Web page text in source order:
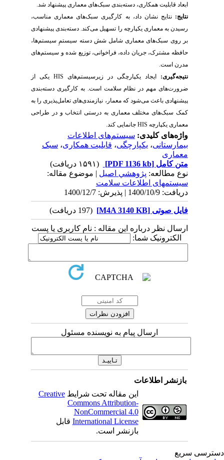
ابعاد قابلیت همکاری، دسته‌بندی سبک‌های معماری پیشنهاد شد.
نتایج:نتایج نشان داد، به کارگیری سبک‌های معماری مناسب،
رسیدن به معماری یکپارچه را تسهیل می‌کند. دسته‌بندی پیشنهادی
بر روی سبک‌های معماری شامل شش دسته سیستمِ سیستم‌ها،
حافظه مشترک، جریان داده، فراخوانی، توزیع شده و سیستم‌‌های
مدرن است.
نتیجه‌گیری:ایجاد یکپارچگی در زیرسیستم‌هایHIS یکی از
ضرورت‌های مهم در نظام سلامت است. به کارگیری دسته‌بندی
پیشنهادی باعث می‌شود که معمار، نیازمندی‌های تعامل‌پذیری را به
کمک سبک‌های مختلف معماری به درستی انتخاب و در طراحی
معماری یکپارچهHIS جانمایی کند.
واژه‌های کلیدی:سیستم‌های اطلاعات
بیمارستانی،یکپارچگی،قابلیت همکاری،سبک‌
معماری
متن کامل[PDF 1136 kb]
نوع مطالعه:پژوهشي اصیل| موضوع مقاله:
سیستمهای اطلاعات سلامت
دریافت: 1400/10/9 | پذیرش: 1400/12/7
فایل صوتی [M4A 3140 KB] (197 دریافت)
ارسال نظر درباره این مقاله : نام کاربری یا پست
الکترونیک شما:
ارسال پیام به نویسنده مسئول
بازنشر اطلاعات
این مقاله تحت شرایطCreative
Commons Attribution-
NonCommercial 4.0
International Licenseقابل
بازنشر است.
سریع